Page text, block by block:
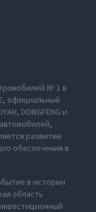
№ 1 в
официальный
DONGFENG и
развитие
обеспечения в
в истории
область